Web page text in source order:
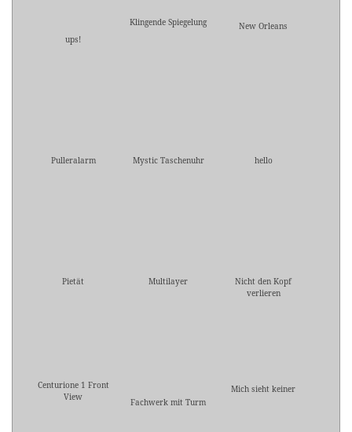
ups!
Klingende Spiegelung New Orleans
Pulleralarm Mystic Taschenuhr hello
Pietät Multilayer
Nicht den Kopf
verlieren
Centurione 1 Front
View
Fachwerk mit Turm
Mich sieht keiner